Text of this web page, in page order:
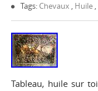
Tags: Chevaux , Huile ,
Tableau, huile sur